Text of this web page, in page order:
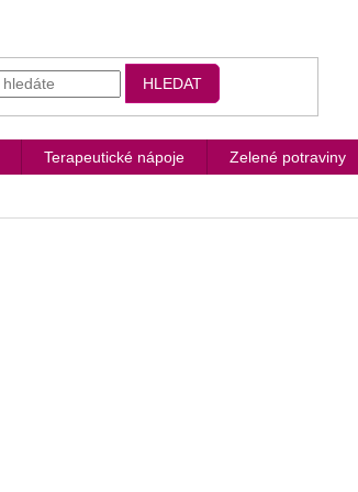
HLEDAT
Terapeutické nápoje Zelené potraviny